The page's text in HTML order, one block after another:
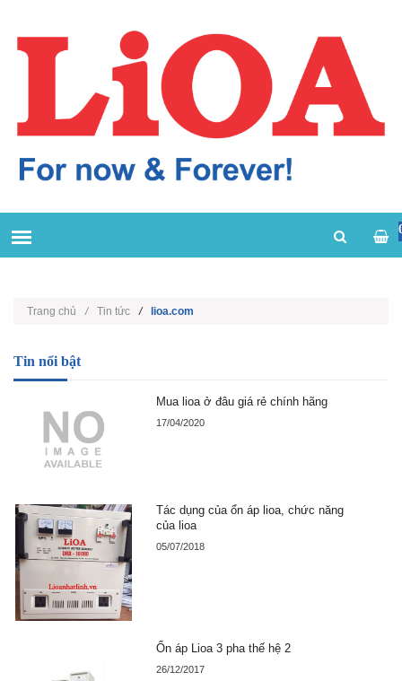
Trang chủ / Tin tức / lioa.com
Tin nổi bật
Mua lioa ở đâu giá rẻ chính hãng
17/04/2020
Tác dụng của ổn áp lioa, chức năng
của lioa
05/07/2018
Ổn áp Lioa 3 pha thế hệ 2
26/12/2017